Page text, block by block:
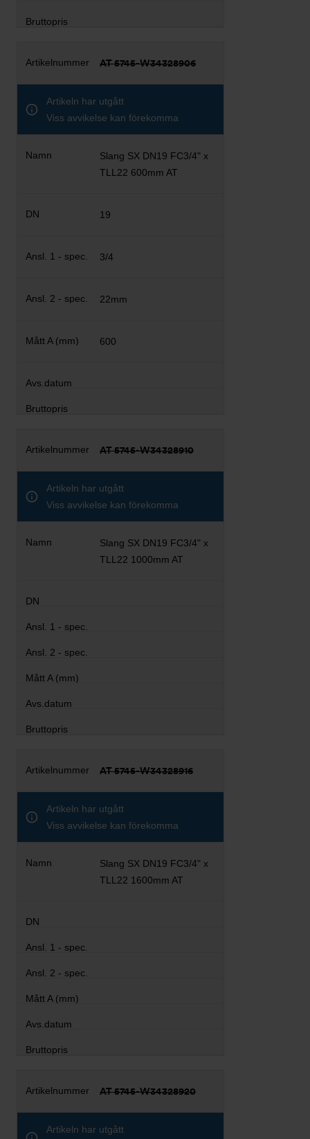
AT 5745-W34328906
Artikeln har utgått
Viss avvikelse kan förekomma
Slang SX DN19 FC3/4" x
TLL22 600mm AT
19
3/4
22mm
600
AT 5745-W34328910
Artikeln har utgått
Viss avvikelse kan förekomma
Slang SX DN19 FC3/4" x
TLL22 1000mm AT
AT 5745-W34328916
Artikeln har utgått
Viss avvikelse kan förekomma
Slang SX DN19 FC3/4" x
TLL22 1600mm AT
AT 5745-W34328920
Artikeln har utgått